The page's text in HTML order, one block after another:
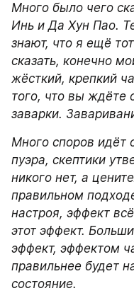
Много было чего
Инь и Да Хун Пао.
знают, что я ещё
сказать, конечно
жёсткий, крепкий
того, что вы ждёте
заварки.
Много споров идёт
пуэра, скептики
никого нет, а
правильном
настроя, эффект
этот эффект.
эффект, эффектом
правильнее будет
состояние.